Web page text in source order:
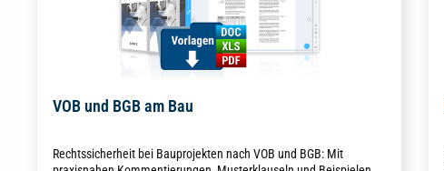
VOB und BGB am Bau
Rechtssicherheit bei Bauprojekten nach VOB und BGB: Mit